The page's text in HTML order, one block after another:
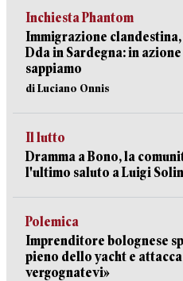
Inchiesta Phantom
Immigrazione
Dda in Sardegna: in
sappiamo
di Luciano Onnis
Il lutto
Dramma a Bono, la
l'ultimo saluto a Luigi
Polemica
Imprenditore bolognese
pieno dello yacht e
vergognatevi»